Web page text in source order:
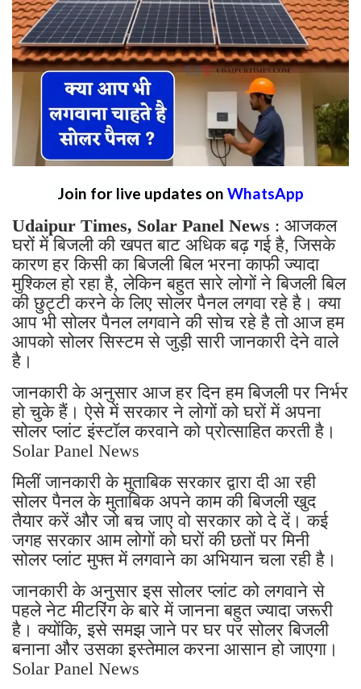
Join for live updates on WhatsApp
Udaipur Times, Solar Panel News : आजकल
घरों में बिजली की खपत बाट अधिक बढ़ गई है, जिसके
कारण हर किसी का बिजली बिल भरना काफी ज्यादा
मुश्किल हो रहा है, लेकिन बहुत सारे लोगों ने बिजली बिल
की छुट्टी करने के लिए सोलर पैनल लगवा रहे है। क्या
आप भी सोलर पैनल लगवाने की सोच रहे है तो आज हम
आपको सोलर सिस्टम से जुड़ी सारी जानकारी देने वाले
है।
जानकारी के अनुसार आज हर दिन हम बिजली पर निर्भर
हो चुके हैं। ऐसे में सरकार ने लोगों को घरों में अपना
सोलर प्लांट इंस्टॉल करवाने को प्रोत्साहित करती है।
Solar Panel News
मिलीं जानकारी के मुताबिक सरकार द्वारा दी आ रही
सोलर पैनल के मुताबिक अपने काम की बिजली खुद
तैयार करें और जो बच जाए वो सरकार को दे दें। कई
जगह सरकार आम लोगों को घरों की छतों पर मिनी
सोलर प्लांट मुफ्त में लगवाने का अभियान चला रही है।
जानकारी के अनुसार इस सोलर प्लांट को लगवाने से
पहले नेट मीटरिंग के बारे में जानना बहुत ज्यादा जरूरी
है। क्योंकि, इसे समझ जाने पर घर पर सोलर बिजली
बनाना और उसका इस्तेमाल करना आसान हो जाएगा।
Solar Panel News